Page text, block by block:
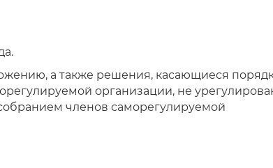
а также решения, касающиеся
организации, не
членов саморегулируемой